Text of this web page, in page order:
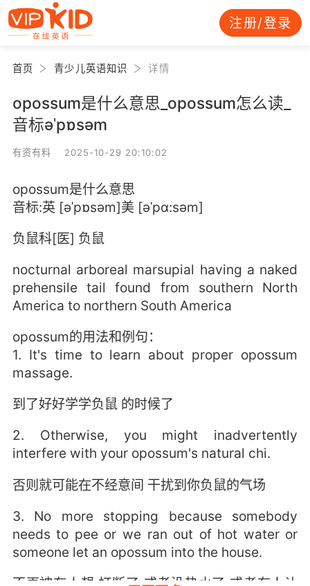
注册/登录
首页 青少儿英语知识 详情
opossum是什么意思_opossum怎么读_
音标əˈpɒsəm
有资有料 2025-10-29 20:10:02
opossum是什么意思
音标:英 [əˈpɒsəm]美 [əˈpɑ:səm]
负鼠科[医] 负鼠
nocturnal arboreal marsupial having a naked
prehensile tail found from southern North
America to northern South America
opossum的用法和例句：
1. It's time to learn about proper opossum
massage.
到了好好学学负鼠 的时候了
2. Otherwise, you might inadvertently
interfere with your opossum's natural chi.
否则就可能在不经意间 干扰到你负鼠的气场
3. No more stopping because somebody
needs to pee or we ran out of hot water or
someone let an opossum into the house.